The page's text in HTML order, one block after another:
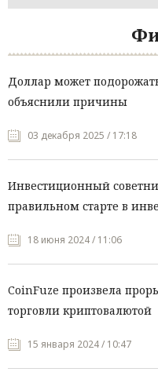
Доллар может
объяснили причины
03 декабря 2025 / 17:18
Инвестиционный
правильном старте в
18 июня 2024 / 11:06
CoinFuze произвела
торговли криптовалютой
15 января 2024 / 10:47